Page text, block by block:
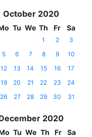
October 2020
Tu We Th Fr Sa
1 2
3
5 6 7 8 9
10
12 13 14 15 16
17
19 20 21 22 23
24
26 27 28 29 30 31
2020
Tu We Th Fr Sa